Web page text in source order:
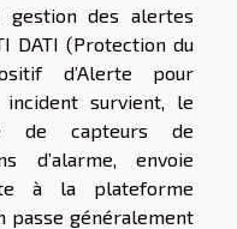
gestion des alertes
DATI (Protection du
d’Alerte pour
incident survient, le
de capteurs de
d’alarme, envoie
à la plateforme
passe généralement